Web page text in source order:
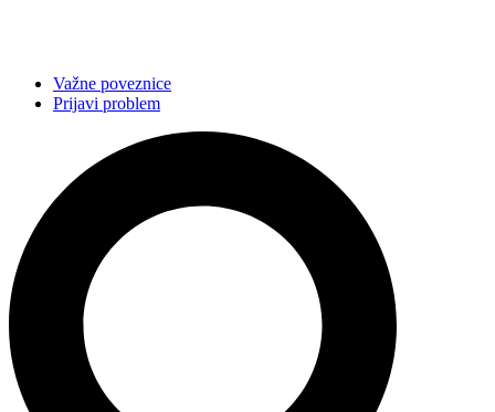
Važne poveznice
Prijavi problem